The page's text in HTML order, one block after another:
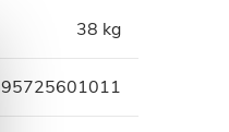
38 kg